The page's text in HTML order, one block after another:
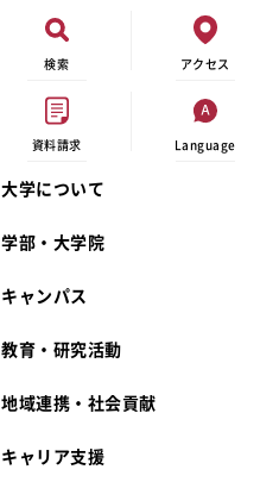
検索 アクセス
資料請求 Language
大学について
宮城学院 校歌
礼拝堂
カリキュラム・ポリシー
学部・大学院
生活文化デザイン学科
キャンパス
奨学金
大学祭
キャンパスメンバーズ
教育・研究活動動物実験に関する情報公開
キリスト教文化研究所
地域連携・社会貢献
カリキュラム・入室方法
キャリア支援